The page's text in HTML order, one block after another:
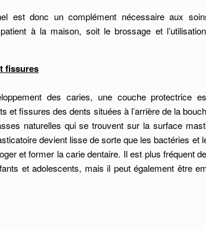
est donc un complément nécessaire aux
à la maison, soit le brossage et
fissures
des caries, une couche protectrice
et fissures des dents situées à l’arrière de la
naturelles qui se trouvent sur la surface
devient lisse de sorte que les bactéries et
et former la carie dentaire. Il est plus fréquent
et adolescents, mais il peut également être